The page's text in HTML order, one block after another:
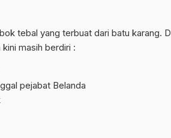
tebal yang terbuat dari batu karang.
masih berdiri :
pejabat Belanda